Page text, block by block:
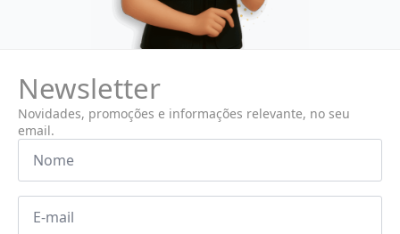
Newsletter
Novidades, promoções e informações relevante, no seu
email.
Nome
Email